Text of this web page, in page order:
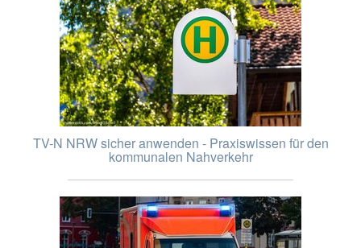
TV-N NRW sicher anwenden - Praxiswissen für den
kommunalen Nahverkehr